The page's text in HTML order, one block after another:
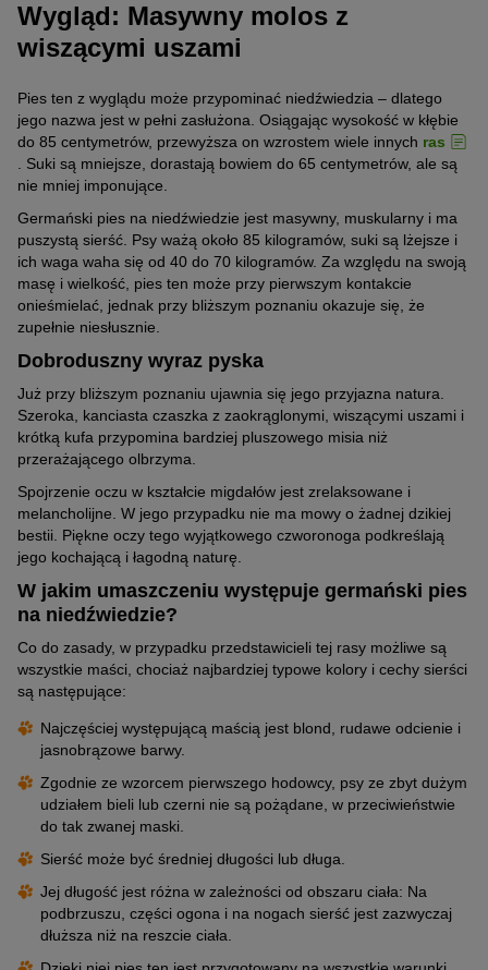
Wygląd: Masywny molos z
wiszącymi uszami
Pies ten z wyglądu może przypominać niedźwiedzia – dlatego
jego nazwa jest w pełni zasłużona. Osiągając wysokość w kłębie
do 85 centymetrów, przewyższa on wzrostem wiele innych ras
. Suki są mniejsze, dorastają bowiem do 65 centymetrów, ale są
nie mniej imponujące.
Germański pies na niedźwiedzie jest masywny, muskularny i ma
puszystą sierść. Psy ważą około 85 kilogramów, suki są lżejsze i
ich waga waha się od 40 do 70 kilogramów. Za względu na swoją
masę i wielkość, pies ten może przy pierwszym kontakcie
onieśmielać, jednak przy bliższym poznaniu okazuje się, że
zupełnie niesłusznie.
Dobroduszny wyraz pyska
Już przy bliższym poznaniu ujawnia się jego przyjazna natura.
Szeroka, kanciasta czaszka z zaokrąglonymi, wiszącymi uszami i
krótką kufa przypomina bardziej pluszowego misia niż
przerażającego olbrzyma.
Spojrzenie oczu w kształcie migdałów jest zrelaksowane i
melancholijne. W jego przypadku nie ma mowy o żadnej dzikiej
bestii. Piękne oczy tego wyjątkowego czworonoga podkreślają
jego kochającą i łagodną naturę.
W jakim umaszczeniu występuje germański pies
na niedźwiedzie?
Co do zasady, w przypadku przedstawicieli tej rasy możliwe są
wszystkie maści, chociaż najbardziej typowe kolory i cechy sierści
są następujące:
Najczęściej występującą maścią jest blond, rudawe odcienie i
jasnobrązowe barwy.
Zgodnie ze wzorcem pierwszego hodowcy, psy ze zbyt dużym
udziałem bieli lub czerni nie są pożądane, w przeciwieństwie
do tak zwanej maski.
Sierść może być średniej długości lub długa.
Jej długość jest różna w zależności od obszaru ciała: Na
podbrzuszu, części ogona i na nogach sierść jest zazwyczaj
dłuższa niż na reszcie ciała.